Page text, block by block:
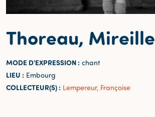
Thoreau, Mireille
MODE D'EXPRESSION : chant
LIEU : Embourg
COLLECTEUR(S) : Lempereur, Françoise